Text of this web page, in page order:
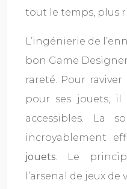
tout le temps, plus
L’ingénierie de
bon Game
rareté. Pour
pour ses jouets,
accessibles. La
incroyablement
jouets. Le
l’arsenal de jeux